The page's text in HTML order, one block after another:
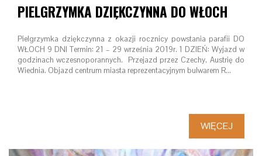
PIELGRZYMKA DZIĘKCZYNNA DO WŁOCH
Pielgrzymka dziękczynna z okazji rocznicy powstania parafii DO
WŁOCH 9 DNI Termin: 21 – 29 września 2019r. 1 DZIEŃ: Wyjazd w
godzinach wczesnoporannych. Przejazd przez Czechy, Austrię do
Wiednia. Objazd centrum miasta reprezentacyjnym bulwarem R…
WIĘCEJ